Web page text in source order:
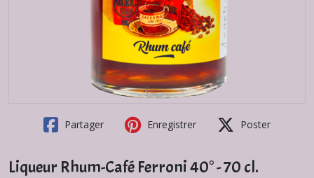
Partager Enregistrer Poster
Liqueur Rhum-Café Ferroni 40° - 70 cl.